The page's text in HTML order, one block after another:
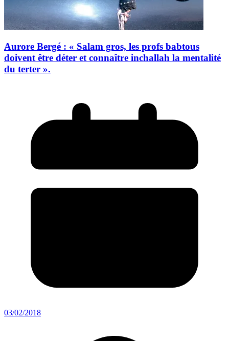
Aurore Bergé : « Salam gros, les profs babtous
doivent être déter et connaître inchallah la mentalité
du terter ».
03/02/2018